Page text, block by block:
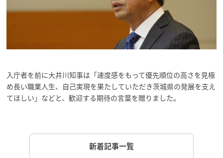
入庁者を前に大井川知事は「速度感をもって優先順位の高さを見極
め長い職業人生、自己実現を果たしていただき茨城県の発展を支え
てほしい」などと、歓迎する期待の言葉を贈りました。
新着記事一覧